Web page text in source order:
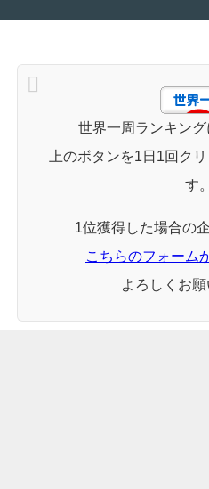
世界一周ランキング
上のボタンを1日1回ク
す。
1位獲得した場合の
こちらのフォーム
よろしくお願